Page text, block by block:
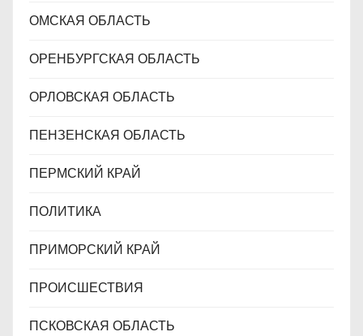
ОМСКАЯ ОБЛАСТЬ
ОРЕНБУРГСКАЯ ОБЛАСТЬ
ОРЛОВСКАЯ ОБЛАСТЬ
ПЕНЗЕНСКАЯ ОБЛАСТЬ
ПЕРМСКИЙ КРАЙ
ПОЛИТИКА
ПРИМОРСКИЙ КРАЙ
ПРОИСШЕСТВИЯ
ПСКОВСКАЯ ОБЛАСТЬ